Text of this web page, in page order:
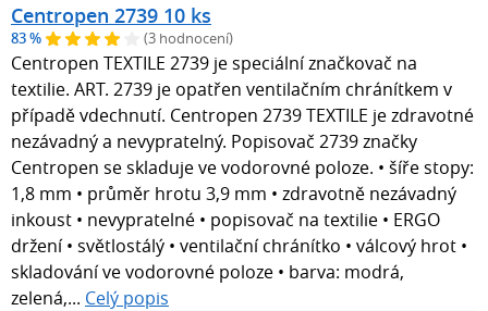
Centropen 2739 10 ks
83 % (3 hodnocení)
Centropen TEXTILE 2739 je speciální značkovač na
textilie. ART. 2739 je opatřen ventilačním chránítkem v
případě vdechnutí. Centropen 2739 TEXTILE je zdravotné
nezávadný a nevypratelný. Popisovač 2739 značky
Centropen se skladuje ve vodorovné poloze. • šíře stopy:
1,8 mm • průměr hrotu 3,9 mm • zdravotně nezávadný
inkoust • nevypratelné • popisovač na textilie • ERGO
držení • světlostálý • ventilační chránítko • válcový hrot •
skladování ve vodorovné poloze • barva: modrá,
zelená,... Celý popis